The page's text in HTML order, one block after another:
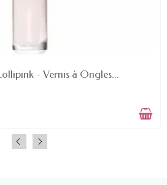
- Vernis à Ongles...